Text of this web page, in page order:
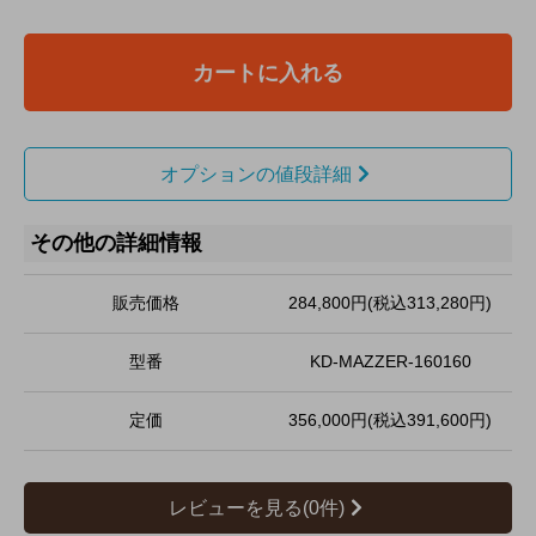
カートに入れる
オプションの値段詳細
その他の詳細情報
販売価格 284,800円(税込313,280円)
型番 KD-MAZZER-160160
定価 356,000円(税込391,600円)
レビューを見る(0件)